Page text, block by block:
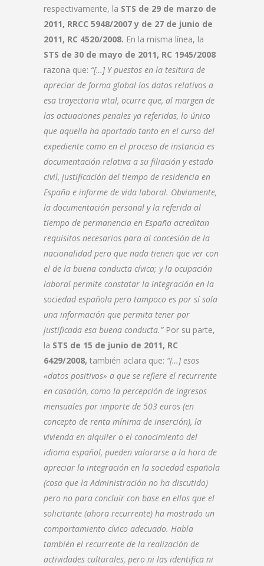
respectivamente, la STS de 29 de marzo de
2011, RRCC 5948/2007 y de 27 de junio de
2011, RC 4520/2008. En la misma línea, la
STS de 30 de mayo de 2011, RC 1945/2008
razona que: “[…] Y puestos en la tesitura de
apreciar de forma global los datos relativos a
esa trayectoria vital, ocurre que, al margen de
las actuaciones penales ya referidas, lo único
que aquella ha aportado tanto en el curso del
expediente como en el proceso de instancia es
documentación relativa a su filiación y estado
civil, justificación del tiempo de residencia en
España e informe de vida laboral. Obviamente,
la documentación personal y la referida al
tiempo de permanencia en España acreditan
requisitos necesarios para al concesión de la
nacionalidad pero que nada tienen que ver con
el de la buena conducta cívica; y la ocupación
laboral permite constatar la integración en la
sociedad española pero tampoco es por sí sola
una información que permita tener por
justificada esa buena conducta.” Por su parte,
la STS de 15 de junio de 2011, RC
6429/2008, también aclara que: “[…] esos
«datos positivos» a que se refiere el recurrente
en casación, como la percepción de ingresos
mensuales por importe de 503 euros (en
concepto de renta mínima de inserción), la
vivienda en alquiler o el conocimiento del
idioma español, pueden valorarse a la hora de
apreciar la integración en la sociedad española
(cosa que la Administración no ha discutido)
pero no para concluir con base en ellos que el
solicitante (ahora recurrente) ha mostrado un
comportamiento cívico adecuado. Habla
también el recurrente de la realización de
actividades culturales, pero ni las identifica ni